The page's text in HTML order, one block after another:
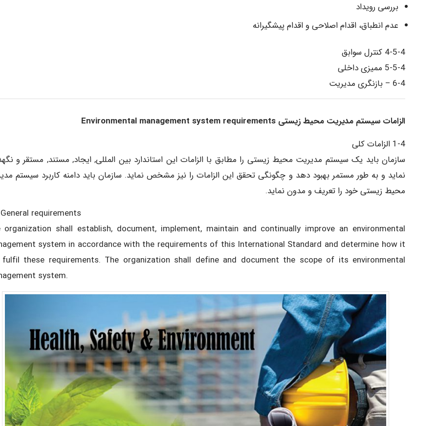
بررسی رویداد
عدم انطباق، اقدام اصلاحی و اقدام پیشگیرانه
4-5-4 کنترل سوابق
5-5-4 ممیزی داخلی
6-4 – بازنگری مدیریت
الزامات سیستم مدیریت محیط زیستی Environmental management system requirements
1-4 الزامات کلی
سازمان باید یک سیستم مدیریت محیط زیستی را مطابق با الزامات این استاندارد بین المللی, ایجاد, مستند, مستقر و
نماید و به طور مستمر بهبود دهد و چگونگی تحقق این الزامات را نیز مشخص نماید. سازمان باید دامنه کاربرد سیستم
محیط زیستی خود را تعریف و مدون نماید.
requirements
organization shall establish, document, implement, maintain and continually improve an environmental
system in accordance with the requirements of this International Standard and determine how it
these requirements. The organization shall define and document the scope of its environmental
system.